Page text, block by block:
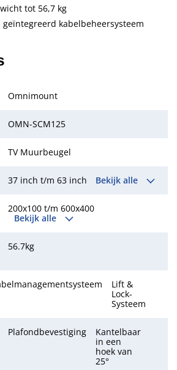
Omnimount
OMN-SCM125
TV Muurbeugel
37 inch t/m 63 inch Bekijk alle
200x100 t/m 600x400
Bekijk alle
56.7kg
Lift &
Lock-
Systeem
Plafondbevestiging
Kantelbaar
in een
hoek van
25°
tot 56,7 kg
geïntegreerd kabelbeheersysteem